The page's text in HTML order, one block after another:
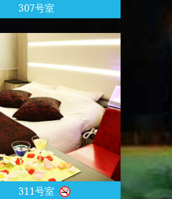
307号室
311号室